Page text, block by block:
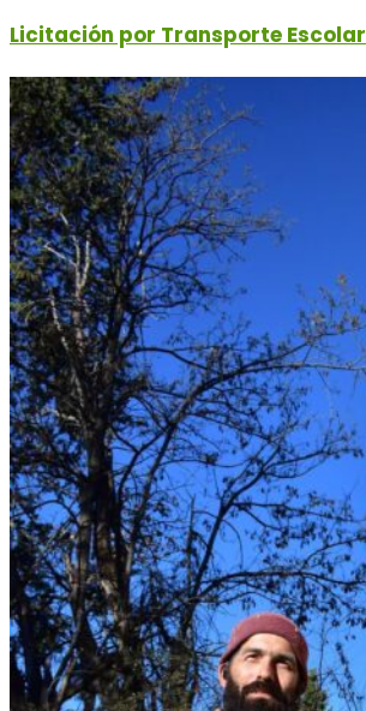
Licitación por Transporte Escolar